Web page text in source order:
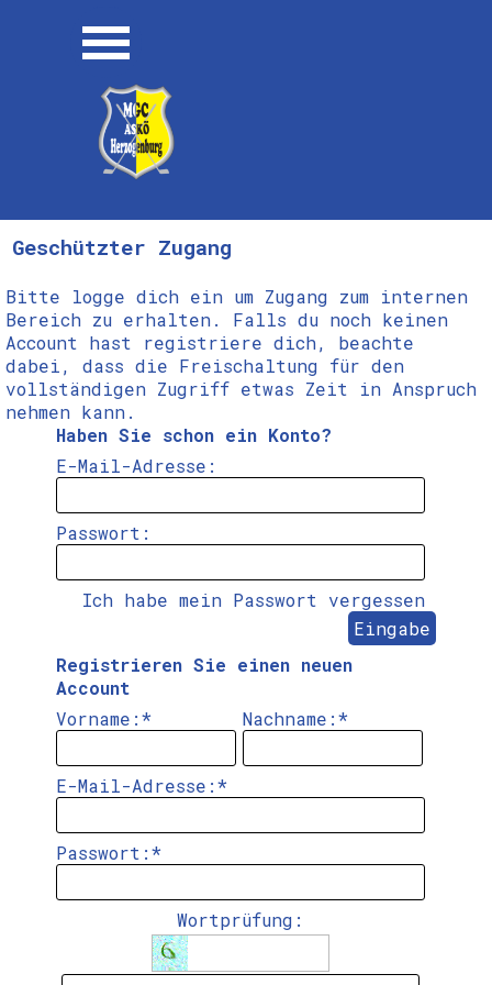
Geschützter Zugang
Bitte logge dich ein um Zugang zum internen
Bereich zu erhalten. Falls du noch keinen
Account hast registriere dich, beachte
dabei, dass die Freischaltung für den
vollständigen Zugriff etwas Zeit in Anspruch
nehmen kann.
Haben Sie schon ein Konto?
E-Mail-Adresse:
Passwort:
Ich habe mein Passwort vergessen
Registrieren Sie einen neuen
Account
Vorname:* Nachname:*
E-Mail-Adresse:*
Passwort:*
Wortprüfung: